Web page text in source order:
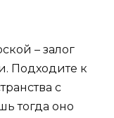
– залог
Подходите к
с
тогда оно